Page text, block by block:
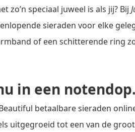
zo’n speciaal juweel is als jij? Bij
sieraden voor elke
of een schitterende ring
in een notendop.
betaalbare sieraden
uitgegroeid tot een van de